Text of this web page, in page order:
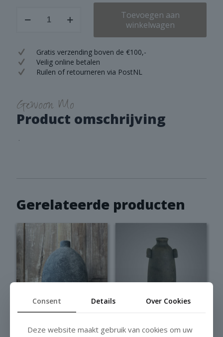
Brown
M
aantal
Toevoegen aan
winkelwagen
Gratis verzending boven de €100,-
Veilig online betalen
Ruilen of retourneren via PostNL
Gewoon Mo
Product omschrijving
.
Gerelateerde producten
Bottle Brynxz
Consent Details Over Cookies
Deze website maakt gebruik van cookies om uw